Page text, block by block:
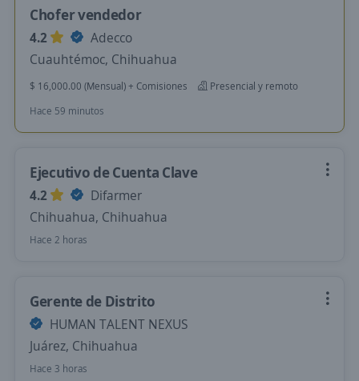
Chofer vendedor
4.2
Adecco
Cuauhtémoc, Chihuahua
$ 16,000.00 (Mensual) + Comisiones
Presencial y remoto
Hace 59 minutos
Ejecutivo de Cuenta Clave
4.2
Difarmer
Chihuahua, Chihuahua
Hace 2 horas
Gerente de Distrito
HUMAN TALENT NEXUS
Juárez, Chihuahua
Hace 3 horas